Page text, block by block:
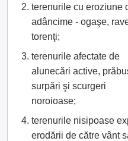
terenurile cu eroziune
adâncime - ogaşe,
torenţi;
terenurile afectate de
alunecări active,
surpări şi scurgeri
noroioase;
terenurile nisipoase
erodării de către vânt